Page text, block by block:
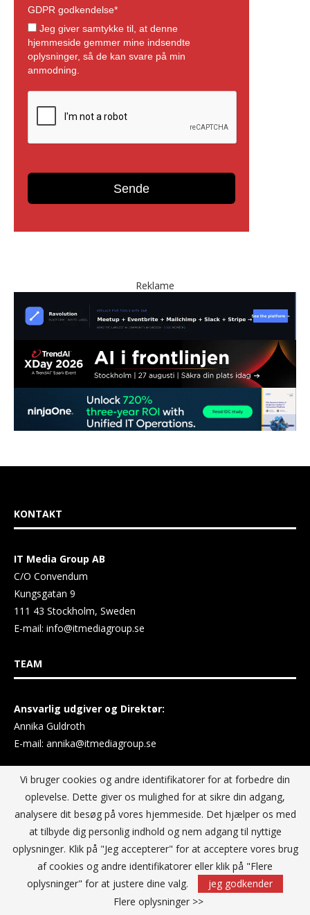
Reklame
KONTAKT
IT Media Group AB
C/O Convendum
Kungsgatan 9
111 43 Stockholm, Sweden
E-mail: info@itmediagroup.se
TEAM
Ansvarlig udgiver og Direktør:
Annika Guldroth
E-mail: annika@itmediagroup.se
PRIVACY POLICY
IT MEDIA GROUP Data Privacy Policy
Vi bruger cookies og andre identifikatorer for at forbedre din
oplevelse. Dette giver os mulighed for at sikre din adgang,
analysere dit besøg på vores hjemmeside. Det hjælper os med
at tilbyde dig personlig indhold og nem adgang til nyttige
oplysninger. Klik på "Jeg accepterer" for at acceptere vores brug
af cookies og andre identifikatorer eller klik på "Flere
oplysninger" for at justere dine valg.
jeg godkender
Flere oplysninger >>